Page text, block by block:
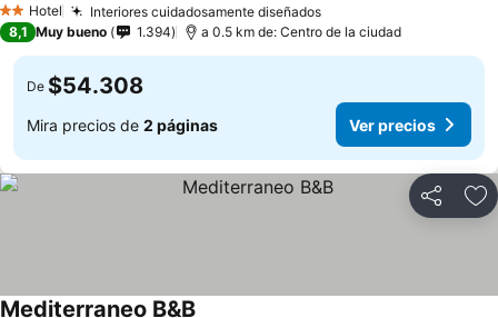
2 Estrellas
Hotel Interiores cuidadosamente diseñadosVer precios
8,1 Muy bueno 1.394 a 0.5 km de: Centro de la ciudad
De $54.308
Mira precios de 2 páginas Ver precios
Compartir
Mediterraneo B&B